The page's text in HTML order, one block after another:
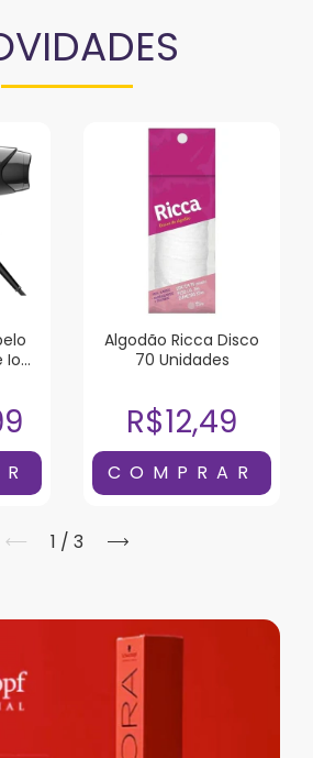
Ion
Algodão Ricca Disco
70 Unidades
R$12,49
1 / 3